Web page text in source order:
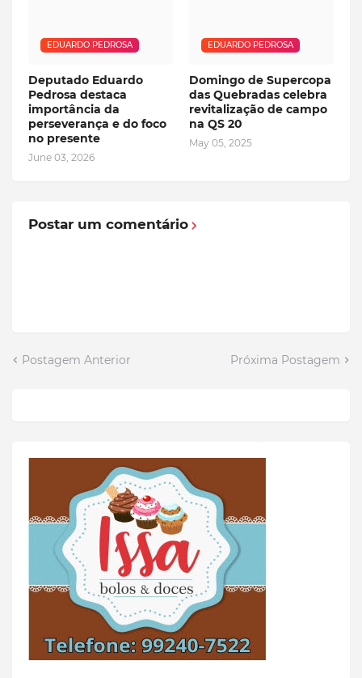
EDUARDO PEDROSA
Deputado Eduardo
Pedrosa destaca
importância da
perseverança e do foco
no presente
June 03, 2026
EDUARDO PEDROSA
Domingo de Supercopa
das Quebradas celebra
revitalização de campo
na QS 20
May 05, 2025
Postar um comentário
Postagem Anterior Próxima Postagem